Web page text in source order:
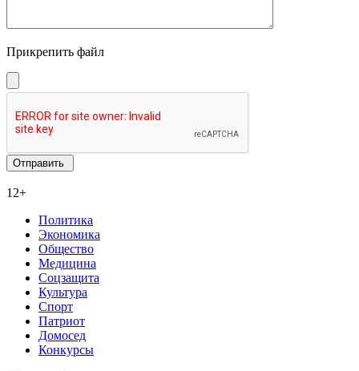
Прикрепить файл
12+
Политика
Экономика
Общество
Медицина
Соцзащита
Культура
Спорт
Патриот
Домосед
Конкурсы